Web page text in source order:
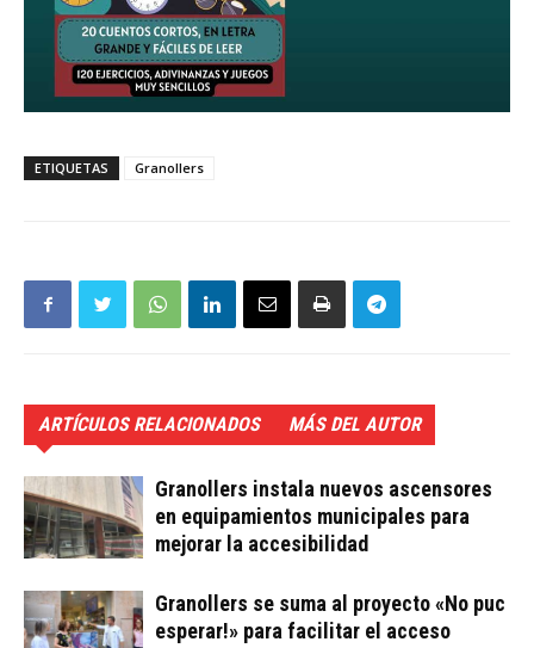
ETIQUETAS Granollers
ARTÍCULOS RELACIONADOS MÁS DEL AUTOR
Granollers instala nuevos ascensores
en equipamientos municipales para
mejorar la accesibilidad
Granollers se suma al proyecto «No puc
esperar!» para facilitar el acceso